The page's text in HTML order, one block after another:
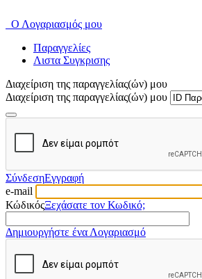
Ο Λογαριασμός μου
Παραγγελίες
Λιστα Συγκρισης
Διαχείριση της παραγγελίας(ών) μου
Διαχείριση της παραγγελίας(ών) μου
ΣύνδεσηΕγγραφή
e-mail
ΚώδικόςΞεχάσατε τον Κωδικό;
Δημιουργήστε ένα Λογαριασμό